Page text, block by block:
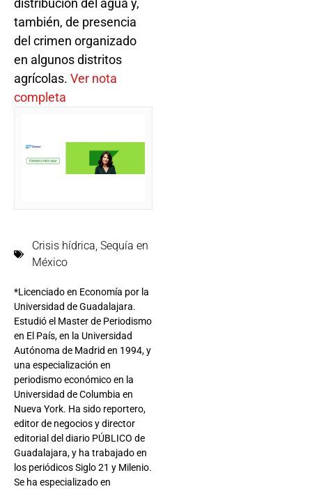
distribución del agua y,
también, de presencia
del crimen organizado
en algunos distritos
agrícolas. Ver nota
completa
Crisis hídrica, Sequía en
México
*Licenciado en Economía por la
Universidad de Guadalajara.
Estudió el Master de Periodismo
en El País, en la Universidad
Autónoma de Madrid en 1994, y
una especialización en
periodismo económico en la
Universidad de Columbia en
Nueva York. Ha sido reportero,
editor de negocios y director
editorial del diario PÚBLICO de
Guadalajara, y ha trabajado en
los periódicos Siglo 21 y Milenio.
Se ha especializado en